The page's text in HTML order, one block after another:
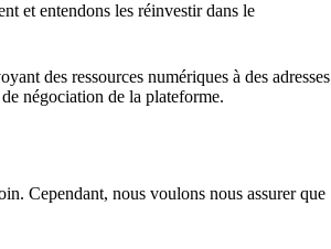
et entendons les réinvestir dans le
des ressources numériques à des adresses
négociation de la plateforme.
Cependant, nous voulons nous assurer que